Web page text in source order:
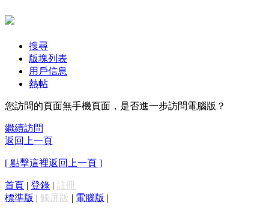
搜尋
版塊列表
用戶信息
熱帖
您訪問的頁面無手機頁面，是否進一步訪問電腦版？
繼續訪問
返回上一頁
[ 點擊這裡返回上一頁 ]
首頁 | 登錄 | 註冊
標準版 | 觸屏版 | 電腦版 |